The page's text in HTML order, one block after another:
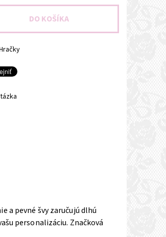
a pevné švy zaručujú dlhú
personalizáciu. Značková